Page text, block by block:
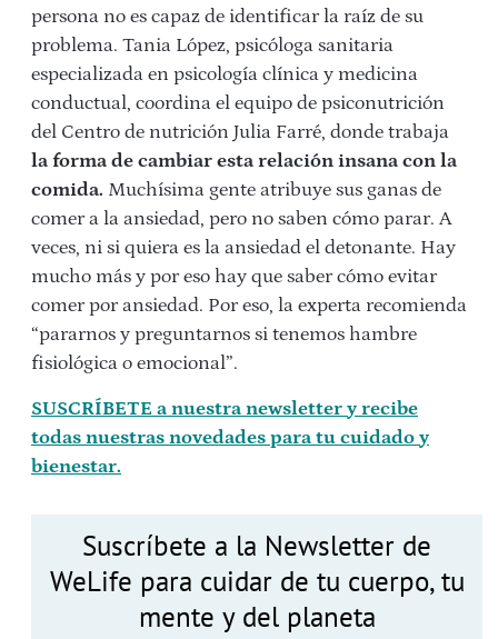
persona no es capaz de identificar la raíz de su
problema. Tania López, psicóloga sanitaria
especializada en psicología clínica y medicina
conductual, coordina el equipo de psiconutrición
del Centro de nutrición Julia Farré, donde trabaja
la forma de cambiar esta relación insana con la
comida. Muchísima gente atribuye sus ganas de
comer a la ansiedad, pero no saben cómo parar. A
veces, ni si quiera es la ansiedad el detonante. Hay
mucho más y por eso hay que sabercómo evitar
comer por ansiedad. Por eso, la experta recomienda
“pararnos y preguntarnos si tenemos hambre
fisiológica o emocional”.
SUSCRÍBETE a nuestra newsletter y recibe
todas nuestras novedades para tu cuidado y
bienestar.
Suscríbete a la Newsletter de
WeLife para cuidar de tu cuerpo, tu
mente y del planeta